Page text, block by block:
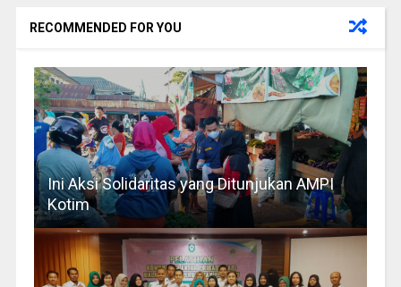
RECOMMENDED FOR YOU
Ini Aksi Solidaritas yang Ditunjukan AMPI
Kotim